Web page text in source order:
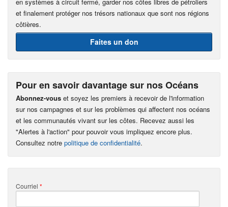
et finalement protéger nos trésors nationaux que sont nos régions
côtières.
Faites un don
Pour en savoir davantage sur nos Océans
Abonnez-vous et soyez les premiers à recevoir de l'information
sur nos campagnes et sur les problèmes qui affectent nos océans
et les communautés vivant sur les côtes. Recevez aussi les
"Alertes à l'action" pour pouvoir vous impliquez encore plus.
Consultez notre politique de confidentialité.
Courriel *